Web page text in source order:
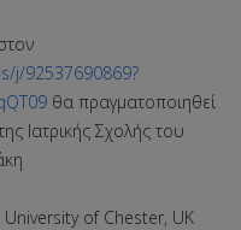
j/92537690869?
θα πραγματοποιηθεί
Ιατρικής Σχολής του
of Chester, UK